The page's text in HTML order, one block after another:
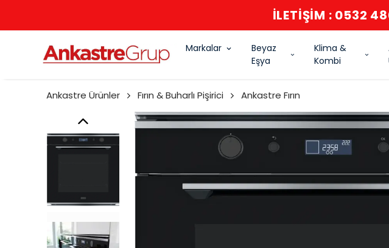
İLETİŞİM : 0532
Markalar
Beyaz
Eşya
Klima &
Kombi
Ankastre Ürünler Fırın & Buharlı Pişirici Ankastre Fırın